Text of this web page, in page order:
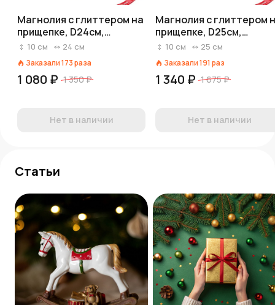
Магнолия с глиттером на
прищепке, D24см,
шампань
10 см 24 см
Заказали173раза
1 080 ₽ 1 350 ₽
Нет в наличии
Магнолия с глиттером
прищепке, D25см,
красный
10 см 25 см
Заказали191 раз
1 340 ₽ 1 675 ₽
Нет в наличии
Статьи